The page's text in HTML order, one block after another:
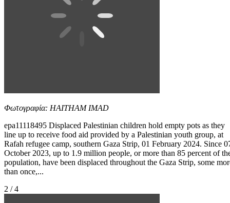
Φωτογραφία: HAITHAM IMAD
epa11118495 Displaced Palestinian children hold empty pots as they
line up to receive food aid provided by a Palestinian youth group, at
Rafah refugee camp, southern Gaza Strip, 01 February 2024. Since
October 2023, up to 1.9 million people, or more than 85 percent of
population, have been displaced throughout the Gaza Strip, some
than once,...
2 / 4